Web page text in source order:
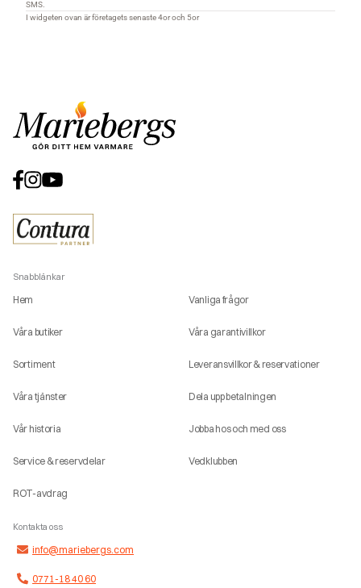
Snabblänkar
Hem
Våra butiker
Sortiment
Våra tjänster
Vår historia
Service & reservdelar
ROT-avdrag
Vanliga frågor
Våra garantivillkor
Leveransvillkor & reservationer
Dela upp betalningen
Jobba hos och med oss
Vedklubben
Kontakta oss
info@mariebergs.com
0771-18 40 60